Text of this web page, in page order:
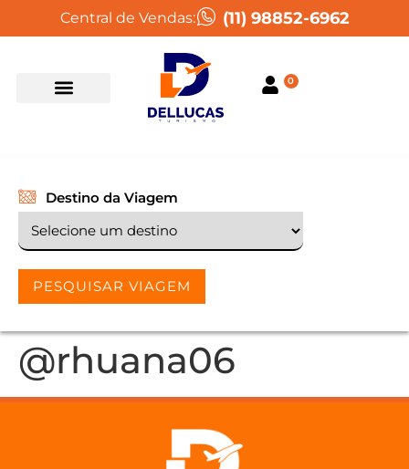
Central de Vendas: (11) 98852-6962
0
Destino da Viagem
PESQUISAR VIAGEM
@rhuana06